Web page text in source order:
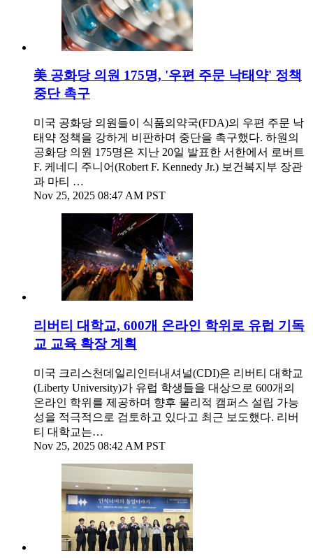
美 공화당 의원 175명, '우편 주문 낙태약' 정책
중단 촉구
미국 공화당 의원들이 식품의약국(FDA)의 우편 주문 낙
태약 정책을 강하게 비판하며 중단을 촉구했다. 하원의
공화당 의원 175명은 지난 20일 발표한 서한에서 로버트
F. 케네디 주니어(Robert F. Kennedy Jr.) 보건복지부 장관
과 마티 …
Nov 25, 2025 08:47 AM PST
리버티 대학교, 600개 온라인 학위로 유럽 기독
교 교육 확장 계획
미국 크리스천데일리인터내셔널(CDI)은 리버티 대학교
(Liberty University)가 유럽 학생들을 대상으로 600개의
온라인 학위를 제공하며 향후 물리적 캠퍼스 설립 가능
성을 적극적으로 검토하고 있다고 최근 보도했다. 리버
티 대학교는…
Nov 25, 2025 08:42 AM PST